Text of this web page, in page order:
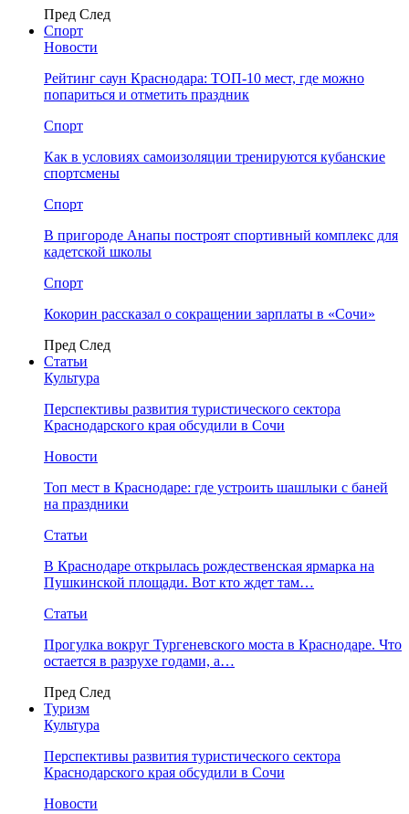
Пред След
Спорт
Новости
Рейтинг саун Краснодара: ТОП-10 мест, где можно
попариться и отметить праздник
Спорт
Как в условиях самоизоляции тренируются кубанские
спортсмены
Спорт
В пригороде Анапы построят спортивный комплекс для
кадетской школы
Спорт
Кокорин рассказал о сокращении зарплаты в «Сочи»
Пред След
Статьи
Культура
Перспективы развития туристического сектора
Краснодарского края обсудили в Сочи
Новости
Топ мест в Краснодаре: где устроить шашлыки с баней
на праздники
Статьи
В Краснодаре открылась рождественская ярмарка на
Пушкинской площади. Вот кто ждет там…
Статьи
Прогулка вокруг Тургеневского моста в Краснодаре. Что
остается в разрухе годами, а…
Пред След
Туризм
Культура
Перспективы развития туристического сектора
Краснодарского края обсудили в Сочи
Новости